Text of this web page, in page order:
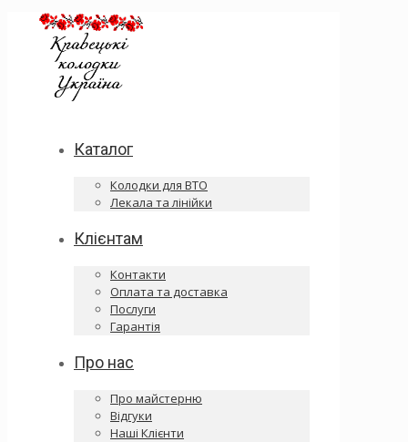
Каталог
Колодки для ВТО
Лекала та лінійки
Клієнтам
Контакти
Оплата та доставка
Послуги
Гарантія
Про нас
Про майстерню
Відгуки
Наші Клієнти